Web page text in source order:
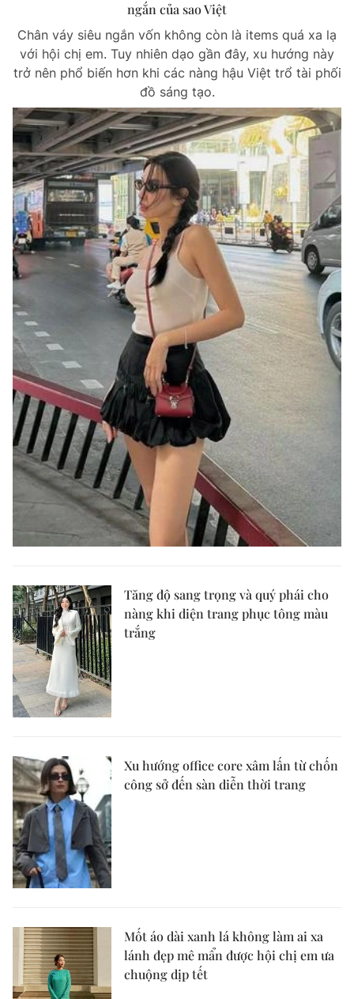
ngắn của sao Việt
Chân váy siêu ngắn vốn không còn là items quá xa lạ
với hội chị em. Tuy nhiên dạo gần đây, xu hướng này
trở nên phổ biến hơn khi các nàng hậu Việt trổ tài phối
đồ sáng tạo.
Tăng độ sang trọng và quý phái cho
nàng khi diện trang phục tông màu
trắng
Xu hướng office core xâm lấn từ chốn
công sở đến sàn diễn thời trang
Mốt áo dài xanh lá không làm ai xa
lánh đẹp mê mẩn được hội chị em ưa
chuộng dịp tết